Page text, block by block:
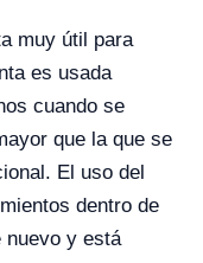
muy útil para
es usada
cuando se
que la que se
El uso del
dentro de
nuevo y está